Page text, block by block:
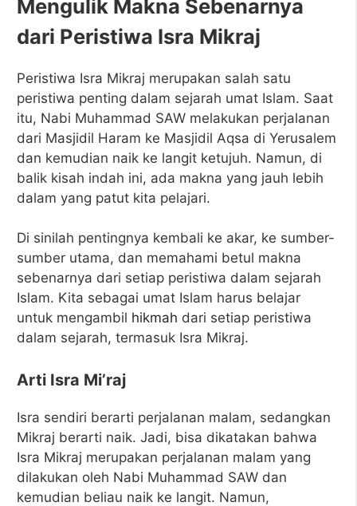
Mengulik Makna Sebenarnya
dari Peristiwa Isra Mikraj
Peristiwa Isra Mikraj merupakan salah satu
peristiwa penting dalam sejarah umat Islam. Saat
itu, Nabi Muhammad SAW melakukan perjalanan
dari Masjidil Haram ke Masjidil Aqsa di Yerusalem
dan kemudian naik ke langit ketujuh. Namun, di
balik kisah indah ini, ada makna yang jauh lebih
dalam yang patut kita pelajari.
Di sinilah pentingnya kembali ke akar, ke sumber-
sumber utama, dan memahami betul makna
sebenarnya dari setiap peristiwa dalam sejarah
Islam. Kita sebagai umat Islam harus belajar
untuk mengambil hikmah dari setiap peristiwa
dalam sejarah, termasuk Isra Mikraj.
Arti Isra Mi’raj
Isra sendiri berarti perjalanan malam, sedangkan
Mikraj berarti naik. Jadi, bisa dikatakan bahwa
Isra Mikraj merupakan perjalanan malam yang
dilakukan oleh Nabi Muhammad SAW dan
kemudian beliau naik ke langit. Namun,